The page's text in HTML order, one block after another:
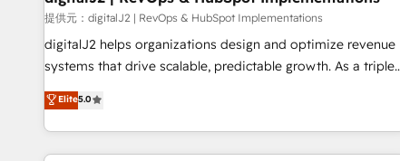
行と活用設計まで。 ▸ AEO対応：ChatGPT・Perplexity等のAI
検索からの流入・引用を前提にコンテンツとサイト構造を最適
化。 🏆 なぜ100incを選ぶのか？ ✓ HubSpot Eliteパートナー
ISO27001:2022 / ISO9001:2015 取得 ✓ 400社以上の導入実績
✓ HubSpot大百科 出版 CRM・AI活用に関するご相談、現状整
websites with UX, messaging, & conversion strategy that
drive results. 🤖AI Strategy: Activate Breeze Agents,
configure HubSpot AI, & maximize AEO with tailored AI
integrations, hosting, & maintenance.
提供元：digitalJ2 | RevOps & HubSpot Implementations
digitalJ2 helps organizations design and optimize revenue
systems that drive scalable, predictable growth. As a triple-
accredited HubSpot Solutions Partner, we specialize in both
strategic RevOps planning and hands-on technical
execution - building the operational foundation companies
need to thrive. Industries we specialize in: - Manufacturing -
Elite5.0